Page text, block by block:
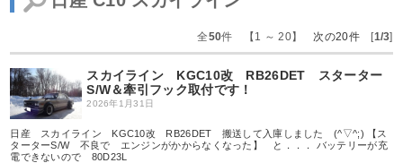
全50件 【1 ～ 20】 次の20件[1/3]
スカイライン KGC10改 RB26DET スターター
S/W＆牽引フック取付です！
2026年1月31日
日産 スカイライン KGC10改 RB26DET 搬送して入庫しました (^▽^;) 【ス
ターターS/W 不良で エンジンがかからなくなった】 と．．． バッテリーが充
電できないので 80D23L